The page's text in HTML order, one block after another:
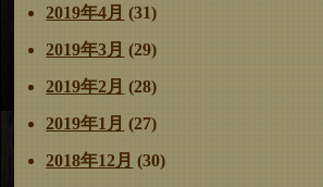
2019年4月 (31)
2019年3月 (29)
2019年2月 (28)
2019年1月 (27)
2018年12月 (30)